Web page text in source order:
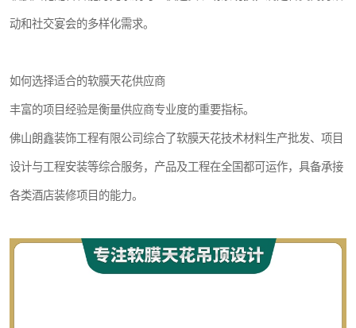
动和社交宴会的多样化需求。
如何选择适合的软膜天花供应商
丰富的项目经验是衡量供应商专业度的重要指标。
佛山朗鑫装饰工程有限公司综合了软膜天花技术材料生产批发、项目
设计与工程安装等综合服务，产品及工程在全国都可运作，具备承接
各类酒店装修项目的能力。